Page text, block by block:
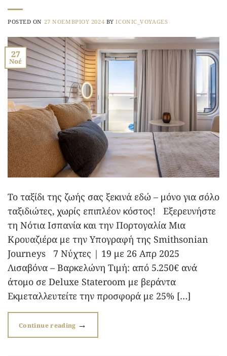
POSTED ON 27 ΝΟΕΜΒΡΊΟΥ 2024 BYICONIC_VOYAGES
27
Νοέ
Το ταξίδι της ζωής σας ξεκινά εδώ – μόνο για σόλο
ταξιδιώτες, χωρίς επιπλέον κόστος! Εξερευνήστε
τη Νότια Ισπανία και την Πορτογαλία Μια
Κρουαζιέρα με την Υπογραφή της Smithsonian
Journeys 7 Νύχτες | 19 με 26 Απρ 2025
Λισαβόνα – Βαρκελώνη Τιμή: από 5.250€ ανά
άτομο σε Deluxe Stateroom με βεράντα
Εκμεταλλευτείτε την προσφορά με 25% […]
Continue reading →